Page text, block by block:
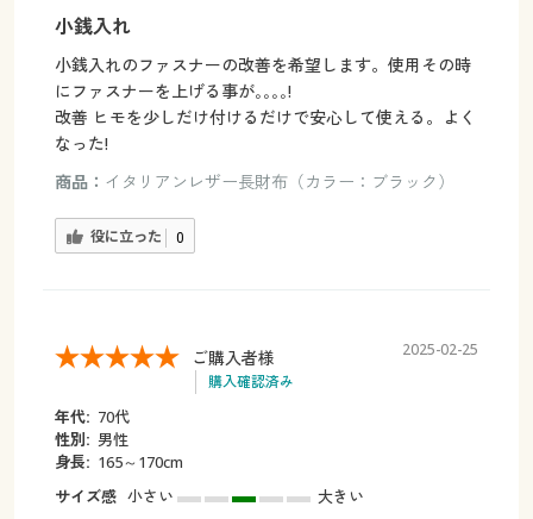
小銭入れ
小銭入れのファスナーの改善を希望します。使用その時
にファスナーを上げる事が｡｡｡｡!
改善 ヒモを少しだけ付けるだけで安心して使える。よく
なった!
商品： イタリアンレザー長財布（カラー：ブラック）
役に立った 0
ご購入者様
購入確認済み
2025-02-25
年代: 70代
性別: 男性
身長: 165～170cm
サイズ感 小さい
大きい